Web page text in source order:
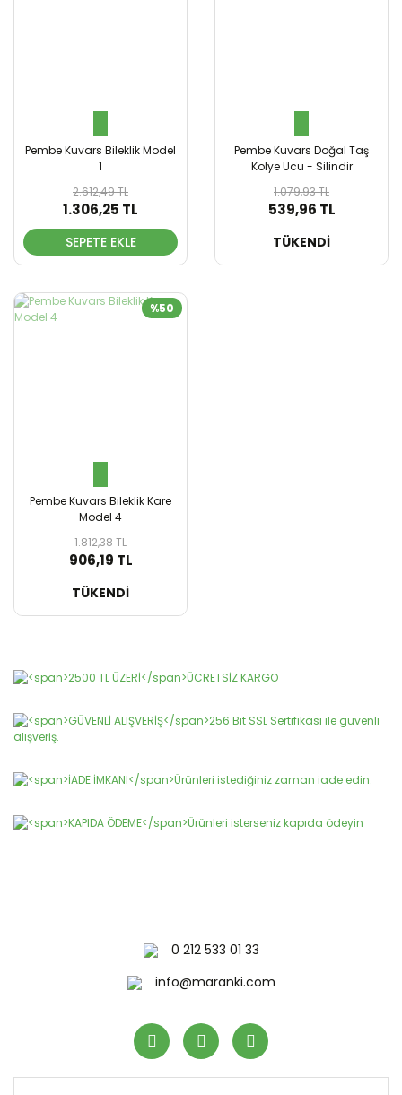
Pembe Kuvars Bileklik Model
1
2.612,49 TL
1.306,25 TL
SEPETE EKLE
Pembe Kuvars Doğal Taş
Kolye Ucu - Silindir
1.079,93 TL
539,96 TL
TÜKENDİ
SEPETE EKLE
%50
Pembe Kuvars Bileklik Kare
Model 4
1.812,38 TL
906,19 TL
TÜKENDİ
SEPETE EKLE
0 212 533 01 33
info@maranki.com